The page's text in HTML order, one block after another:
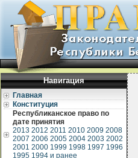
Навигация
Главная
Конституция
Республиканское право по
дате принятия
2013 2012 2011 2010 2009 2008
2007 2006 2005 2004 2003 2002
2001 2000 1999 1998 1997 1996
1995 1994 и ранее